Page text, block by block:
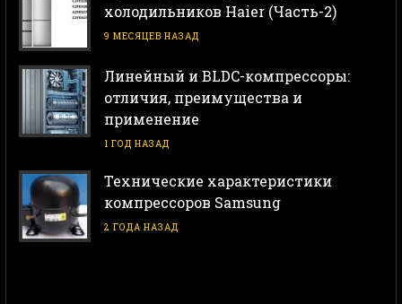
холодильников Haier (Часть-2)
9 МЕСЯЦЕВ НАЗАД
Линейный и BLDC-компрессоры:
отличия, преимущества и
применение
1 ГОД НАЗАД
Технические характеристики
компрессоров Samsung
2 ГОДА НАЗАД